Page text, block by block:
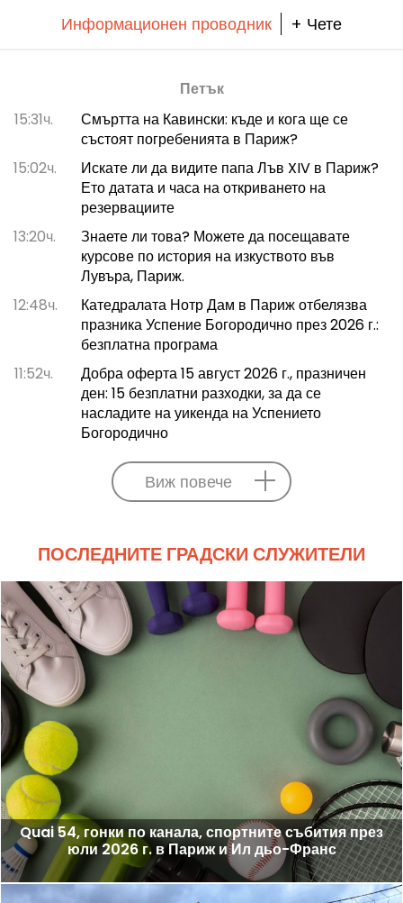
Информационен проводник + Чете
Петък
15:31ч.
Смъртта на Кавински: къде и кога ще се
състоят погребенията в Париж?
15:02ч.
Искате ли да видите папа Лъв XIV в Париж?
Ето датата и часа на откриването на
резервациите
13:20ч.
Знаете ли това? Можете да посещавате
курсове по история на изкуството във
Лувъра, Париж.
12:48ч.
Катедралата Нотр Дам в Париж отбелязва
празника Успение Богородично през 2026 г.:
безплатна програма
11:52ч.
Добра оферта 15 август 2026 г., празничен
ден: 15 безплатни разходки, за да се
насладите на уикенда на Успението
Богородично
Виж повече
ПОСЛЕДНИТЕ ГРАДСКИ СЛУЖИТЕЛИ
Quai 54, гонки по канала, спортните събития през
юли 2026 г. в Париж и Ил дьо-Франс